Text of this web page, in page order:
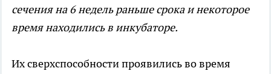
сечения на 6 недель раньше срока и некоторое
время находились в инкубаторе.
Их сверхспособности проявились во время